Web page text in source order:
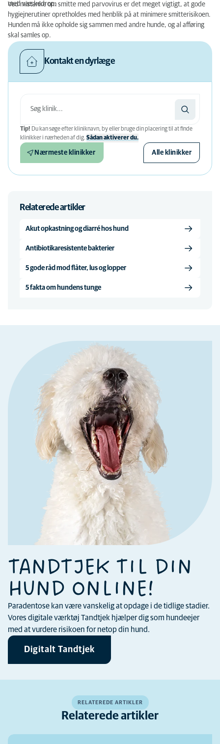
med væskedrop.
Ved mistanke om smitte med parvovirus er det meget vigtigt, at gode
hygiejnerutiner opretholdes med henblik på at minimere smitterisikoen.
Hunden må ikke opholde sig sammen med andre hunde, og al afføring
skal samles op.
Kontakt en dyrlæge
Tip! Du kan søge efter kliniknavn, by eller bruge din placering til at finde
klinikker i nærheden af ​​dig. Sådan aktiverer du.
Nærmeste klinikker Alle klinikker
Relaterede artikler
Akut opkastning og diarré hos hund
Antibiotikaresistente bakterier
5 gode råd mod flåter, lus og lopper
5 fakta om hundens tunge
TANDTJEK TIL DIN
HUND ONLINE!
Paradentose kan være vanskelig at opdage i de tidlige stadier.
Vores digitale værktøj Tandtjek hjælper dig som hundeejer
med at vurdere risikoen for netop din hund.
Digitalt Tandtjek
RELATEREDE ARTIKLER
Relaterede artikler